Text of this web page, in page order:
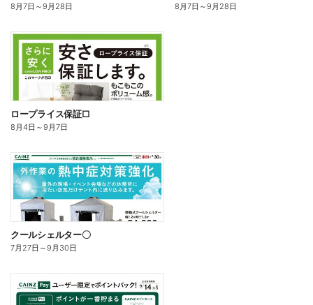
8月7日 ～9月28日 8月7日 ～9月28日
ロープライス保証□
8月4日 ～9月7日
クールシェルター〇
7月27日 ～9月30日